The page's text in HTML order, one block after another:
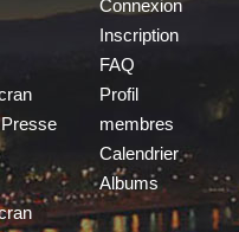
Connexion
Inscription
FAQ
Profil
membres
Calendrier
Albums